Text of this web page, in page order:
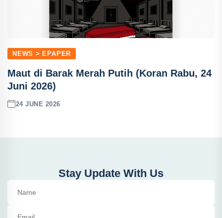
NEWS > EPAPER
Maut di Barak Merah Putih (Koran Rabu, 24
Juni 2026)
24 JUNE 2026
Stay Update With Us